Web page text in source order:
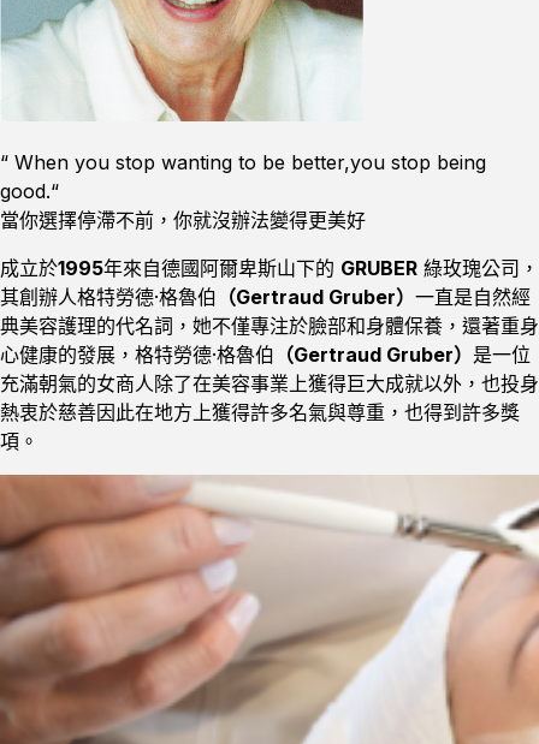
“ When you stop wanting to be better,you stop being
good.“
當你選擇停滯不前，你就沒辦法變得更美好
成⽴於1995年來⾃德國阿爾卑斯山下的 GRUBER 綠玫瑰公司，
其創辦⼈格特勞德·格魯伯 （Gertraud Gruber） ⼀直是⾃然經
典美容護理的代名詞，她不僅專注於臉部和身體保養，還著重身
⼼健康的發展，格特勞德·格魯伯 （Gertraud Gruber） 是⼀位
充滿朝氣的女商⼈除了在美容事業上獲得巨⼤成就以外，也投身
熱衷於慈善因此在地⽅上獲得許多名氣與尊重，也得到許多獎
項。